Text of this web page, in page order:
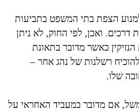
הצפת בתי המשפט בתביעות
דרכים. ואכן, לפי החוק, לא ניתן
כאשר מדובר בתאונת
רשלנות של נהג אחר –
שלו.
אם מדובר במעביד האחראי על